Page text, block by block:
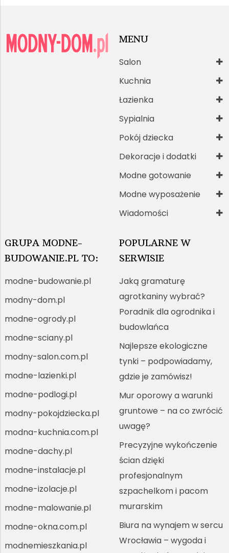
MENU
Salon
Kuchnia
Łazienka
Sypialnia
Pokój dziecka
Dekoracje i dodatki
Modne gotowanie
Modne wyposażenie
Wiadomości
GRUPA MODNE-
BUDOWANIE.PL TO:
modne-budowanie.pl
modny-dom.pl
modne-ogrody.pl
modne-sciany.pl
modny-salon.com.pl
modne-lazienki.pl
modne-podlogi.pl
modny-pokojdziecka.pl
modna-kuchnia.com.pl
modne-dachy.pl
modne-instalacje.pl
modne-izolacje.pl
modne-malowanie.pl
modne-okna.com.pl
modnemieszkania.pl
POPULARNE W
SERWISIE
Jaką gramaturę
agrotkaniny wybrać?
Poradnik dla ogrodnika i
budowlańca
Najlepsze ekologiczne
tynki – podpowiadamy,
gdzie je zamówisz!
Mur oporowy a warunki
gruntowe – na co zwrócić
uwagę?
Precyzyjne wykończenie
ścian dzięki
profesjonalnym
szpachelkom i pacom
murarskim
Biura na wynajem w sercu
Wrocławia – wygoda i